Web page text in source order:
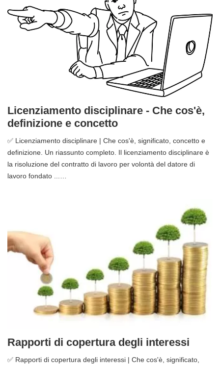
Licenziamento disciplinare - Che cos'è,
definizione e concetto
✅ Licenziamento disciplinare | Che cos'è, significato, concetto e
definizione. Un riassunto completo. Il licenziamento disciplinare è
la risoluzione del contratto di lavoro per volontà del datore di
lavoro fondato ...…
Rapporti di copertura degli interessi
✅ Rapporti di copertura degli interessi | Che cos'è, significato,